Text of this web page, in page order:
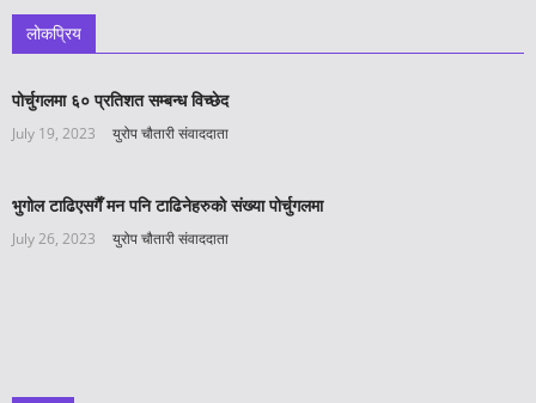
लोकप्रिय
पोर्चुगलमा ६० प्रतिशत सम्बन्ध विच्छेद
July 19, 2023 युरोप चौतारी संवाददाता
भुगोल टाढिएसगैँ मन पनि टाढिनेहरुको संख्या पोर्चुगलमा
July 26, 2023 युरोप चौतारी संवाददाता